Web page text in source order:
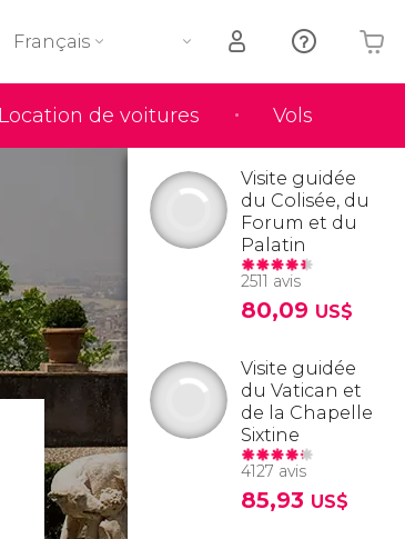
Location de voitures Vols
Français
Votre panier est vide
Visite guidée
du Colisée, du
Forum et du
Palatin
2511 avis
80,09 US$
Visite guidée
du Vatican et
de la Chapelle
Sixtine
4127 avis
85,93 US$